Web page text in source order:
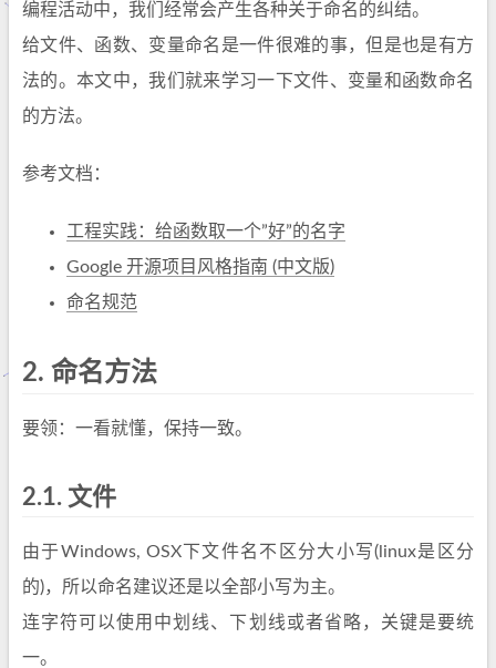
编程活动中，我们经常会产生各种关于命名的纠结。
给文件、函数、变量命名是一件很难的事，但是也是有方
法的。本文中，我们就来学习一下文件、变量和函数命名
的方法。
参考文档：
工程实践：给函数取一个”好”的名字
Google 开源项目风格指南 (中文版)
命名规范
2. 命名方法
要领：一看就懂，保持一致。
2.1. 文件
由于Windows, OSX下文件名不区分大小写(linux是区分
的)，所以命名建议还是以全部小写为主。
连字符可以使用中划线、下划线或者省略，关键是要统
一。